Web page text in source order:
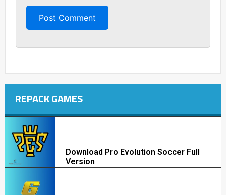
REPACK GAMES
Download Pro Evolution Soccer Full
Version